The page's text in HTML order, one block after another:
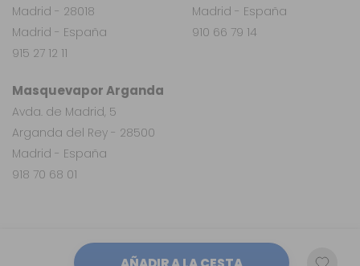
Masquevapor Arganda
Avda. de Madrid, 5
Arganda del Rey - 28500
Madrid - España
918 70 68 01
Madrid - 28018
Madrid - España
915 27 12 11
Madrid - España
910 66 79 14